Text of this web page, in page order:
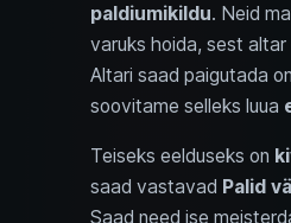
paldiumikildu. Neid
varuks hoida, sest altar
Altari saad paigutada
soovitame selleks luua
Teiseks eelduseks on
saad vastavad Palid
Saad need ise